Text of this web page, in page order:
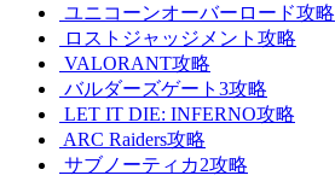
ユニコーンオーバーロード攻略
ロストジャッジメント攻略
VALORANT攻略
バルダーズゲート3攻略
LET IT DIE: INFERNO攻略
ARC Raiders攻略
サブノーティカ2攻略